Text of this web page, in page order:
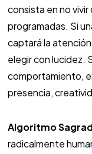
consista en no
programadas. Si
captará la
elegir con lucidez.
comportamiento,
presencia,
Algoritmo
radicalmente